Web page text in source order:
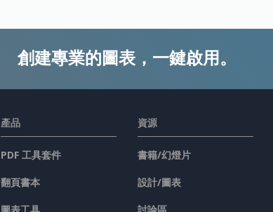
創建專業的圖表，一鍵啟用。
產品
PDF 工具套件
翻頁書本
圖表工具
資源
書籍/幻燈片
設計/圖表
討論區